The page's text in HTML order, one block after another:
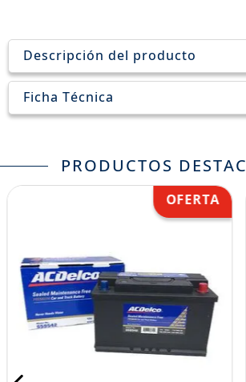
Descripción del producto
Ficha Técnica
PRODUCTOS